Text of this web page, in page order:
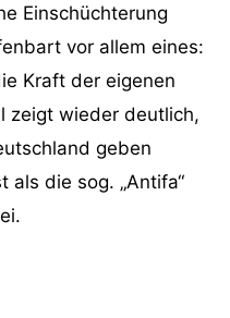
Einschüchterung
vor allem eines:
Kraft der eigenen
zeigt wieder deutlich,
geben
die sog. „Antifa“